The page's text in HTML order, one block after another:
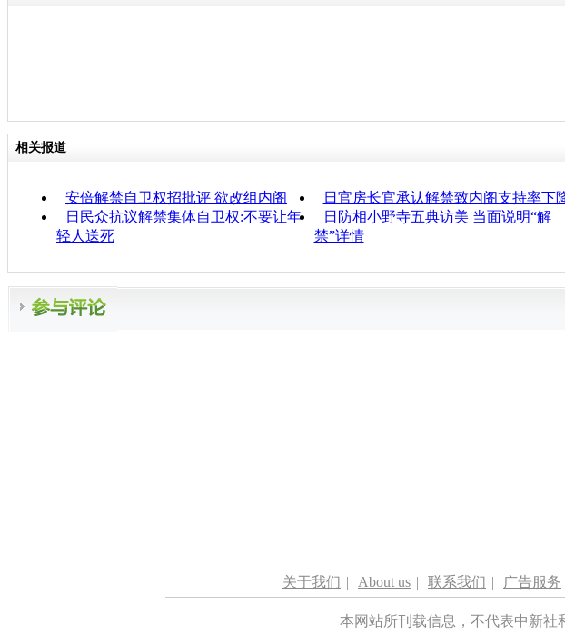
相关报道
安倍解禁自卫权招批评 欲改组内阁
日官房长官承认解禁致内阁支持率下
日民众抗议解禁集体自卫权:不要让年
轻人送死
日防相小野寺五典访美 当面说明“解
禁”详情
关于我们 | About us | 联系我们 | 广告服务
本网站所刊载信息，不代表中新社